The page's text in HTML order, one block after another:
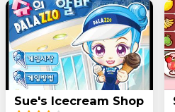
Sue's Icecream Shop